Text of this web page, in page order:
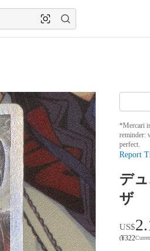
*Mercari
reminder:
perfect.
Report
デ
ザ
US$
(¥322